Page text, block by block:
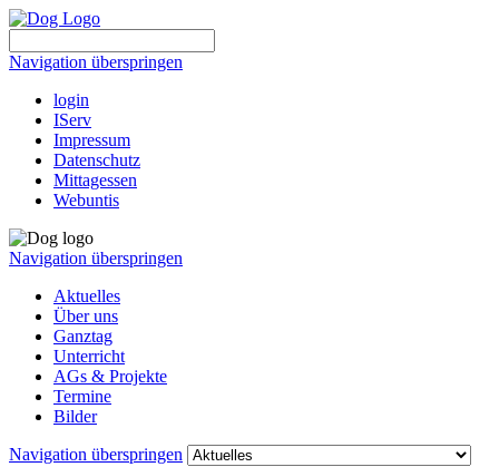
Navigation überspringen
login
IServ
Impressum
Datenschutz
Mittagessen
Webuntis
Navigation überspringen
Aktuelles
Über uns
Ganztag
Unterricht
AGs & Projekte
Termine
Bilder
Navigation überspringen